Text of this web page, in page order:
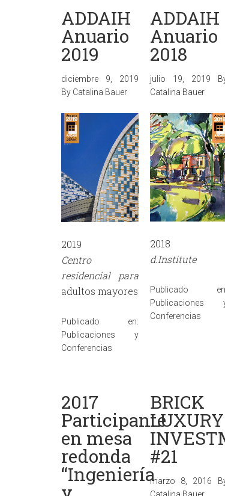
ADDAIH
Anuario
2019
diciembre 9, 2019
By Catalina Bauer
2019
Centro
residencial para
adultos mayores
Publicado en:
Publicaciones y
Conferencias
ADDAIH
Anuario
2018
julio 19, 2019
Catalina Bauer
2018
d.Institute
Publicado
Publicaciones
Conferencias
2017
Participante
en mesa
redonda
“Ingeniería
BRICK
LUXURY
#21
marzo 8, 2016